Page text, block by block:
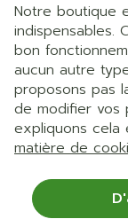
Notre boutique
indispensables.
bon
aucun autre
proposons pas
de modifier vos
expliquons cela
matière de
Liens légaux